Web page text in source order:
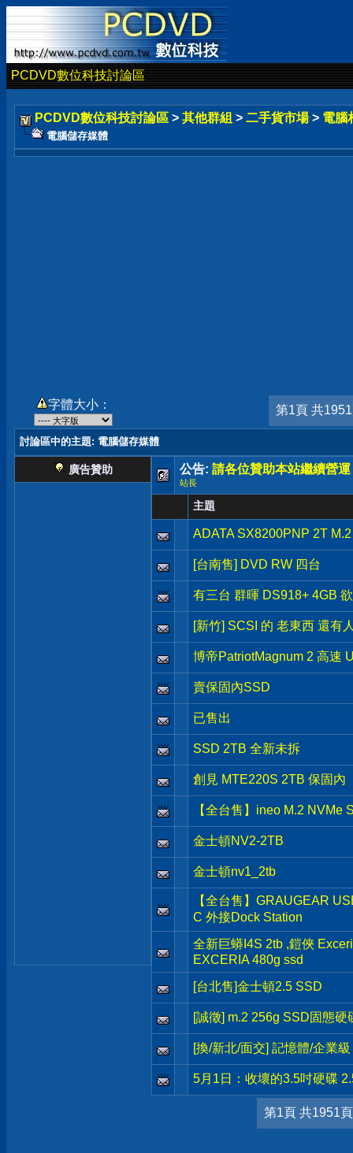
PCDVD數位科技討論區
PCDVD數位科技討論區 > 其他群組 > 二手貨市場 > 電腦
電腦儲存媒體
字體大小： 第1頁 共
討論區中的主題: 電腦儲存媒體
廣告贊助 公告: 請各位贊助本站繼續營運
站長
主題
ADATA SX8200PNP 2T
[台南售] DVD RW 四台
有三台 群暉 DS918+ 4GB
[新竹] SCSI 的 老東西 還有
博帝PatriotMagnum 2 高速
賣保固內SSD
已售出
SSD 2TB 全新未拆
創見 MTE220S 2TB 保固內
【全台售】ineo M.2 NVMe
金士頓NV2-2TB
金士頓nv1_2tb
【全台售】GRAUGEAR
C 外接Dock Station
全新巨蟒I4S 2tb ,鎧俠
EXCERIA 480g ssd
[台北售]金士頓2.5 SSD
[誠徵] m.2 256g SSD固態硬
[換/新北/面交] 記憶體/企業
5月1日：收壞的3.5吋硬碟
第1頁 共1951頁